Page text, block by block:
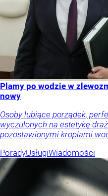
Plamy po wodzie w
nowy
Osoby lubiące porządek,
wyczulonych na estetykę
pozostawionymi kroplami
PoradyUsługiWiadomości